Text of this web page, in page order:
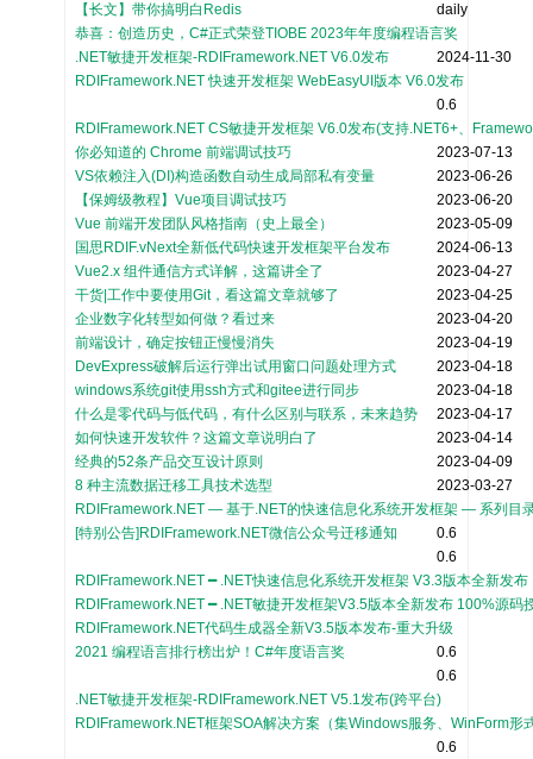
【长文】带你搞明白Redis
daily
恭喜：创造历史，C#正式荣登TIOBE 2023年年度编程语言奖
.NET敏捷开发框架-RDIFramework.NET V6.0发布
2024-11-30
RDIFramework.NET 快速开发框架 WebEasyUI版本 V6.0发布
0.6
RDIFramework.NET CS敏捷开发框架 V6.0发布(支持.NET6+、
你必知道的 Chrome 前端调试技巧
2023-07-13
VS依赖注入(DI)构造函数自动生成局部私有变量
2023-06-26
【保姆级教程】Vue项目调试技巧
2023-06-20
Vue 前端开发团队风格指南（史上最全）
2023-05-09
国思RDIF.vNext全新低代码快速开发框架平台发布
2024-06-13
Vue2.x 组件通信方式详解，这篇讲全了
2023-04-27
干货|工作中要使用Git，看这篇文章就够了
2023-04-25
企业数字化转型如何做？看过来
2023-04-20
前端设计，确定按钮正慢慢消失
2023-04-19
DevExpress破解后运行弹出试用窗口问题处理方式
2023-04-18
windows系统git使用ssh方式和gitee进行同步
2023-04-18
什么是零代码与低代码，有什么区别与联系，未来趋势
2023-04-17
如何快速开发软件？这篇文章说明白了
2023-04-14
经典的52条产品交互设计原则
2023-04-09
8 种主流数据迁移工具技术选型
2023-03-27
RDIFramework.NET — 基于.NET的快速信息化系统开发框架 — 系列目
0.6
[特别公告]RDIFramework.NET微信公众号迁移通知
0.6
RDIFramework.NET ━ .NET快速信息化系统开发框架 V3.3版本全新发布
RDIFramework.NET ━ .NET敏捷开发框架V3.5版本全新发布 100%源码
RDIFramework.NET代码生成器全新V3.5版本发布-重大升级
0.6
2021 编程语言排行榜出炉！C#年度语言奖
0.6
.NET敏捷开发框架-RDIFramework.NET V5.1发布(跨平台)
RDIFramework.NET框架SOA解决方案（集Windows服务、WinForm形
0.6